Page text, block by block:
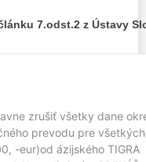
7.odst.2 z Ústavy